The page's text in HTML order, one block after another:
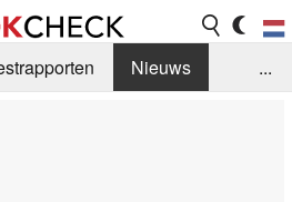
Nieuws
...